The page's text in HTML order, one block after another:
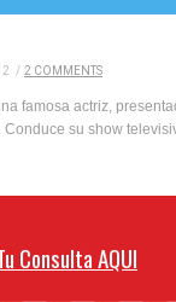
/ 2 COMMENTS
famosa actriz,
su show
Consulta AQUI